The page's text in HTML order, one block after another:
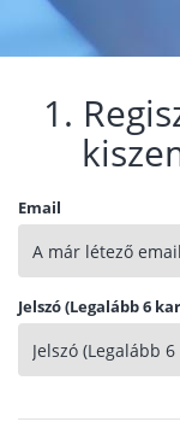
1.
Email
Jelszó (Legalább 6